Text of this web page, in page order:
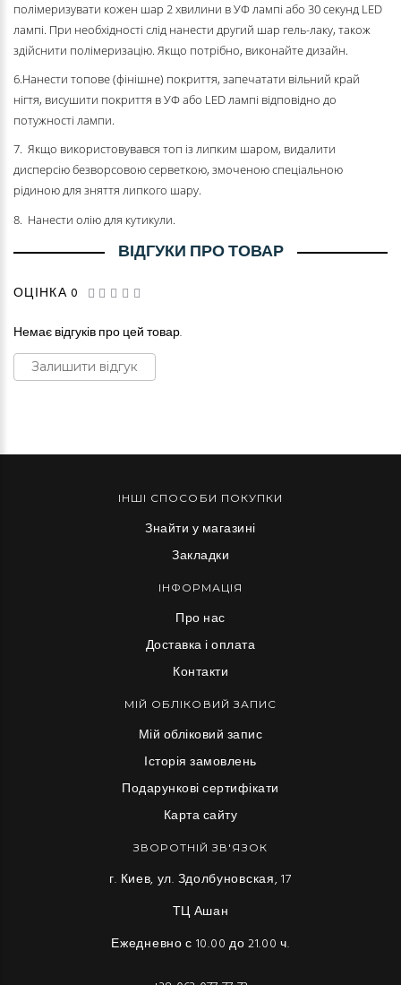
полімеризувати кожен шар 2 хвилини в УФ лампі або 30 секунд LED
лампі. При необхідності слід нанести другий шар гель-лаку, також
здійснити полімеризацію. Якщо потрібно, виконайте дизайн.
6.Нанести топове (фінішне) покриття, запечатати вільний край
нігтя, висушити покриття в УФ або LED лампі відповідно до
потужності лампи.
7. Якщо використовувався топ із липким шаром, видалити
дисперсію безворсовою серветкою, змоченою спеціальною
рідиною для зняття липкого шару.
8. Нанести олію для кутикули.
ВІДГУКИ ПРО ТОВАР
ОЦІНКА 0
Немає відгуків про цей товар.
Залишити відгук
ІНШІ СПОСОБИ ПОКУПКИ
Знайти у магазині
Закладки
ІНФОРМАЦІЯ
Про нас
Доставка і оплата
Контакти
МІЙ ОБЛІКОВИЙ ЗАПИС
Мій обліковий запис
Історія замовлень
Подарункові сертифікати
Карта сайту
ЗВОРОТНІЙ ЗВ'ЯЗОК
г. Киев, ул. Здолбуновская, 17
ТЦ Ашан
Ежедневно с 10.00 до 21.00 ч.